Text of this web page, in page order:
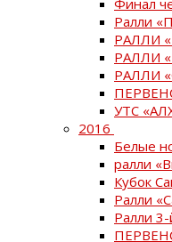
Ралли
РАЛЛИ
РАЛЛИ
РАЛЛИ
УТС
2016
Белые
ралли
Кубок
Ралли
Ралли